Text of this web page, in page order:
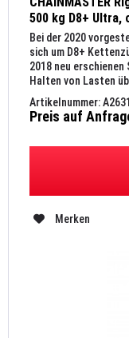
500 kg D8+ Ultra,
Bei der 2020
sich um D8+
2018 neu
Halten von Lasten
Artikelnummer:
Preis auf
Merken